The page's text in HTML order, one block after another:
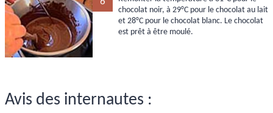
chocolat noir, à 29°C pour le chocolat au lait
et 28°C pour le chocolat blanc. Le chocolat
est prêt à être moulé.
Avis des internautes :